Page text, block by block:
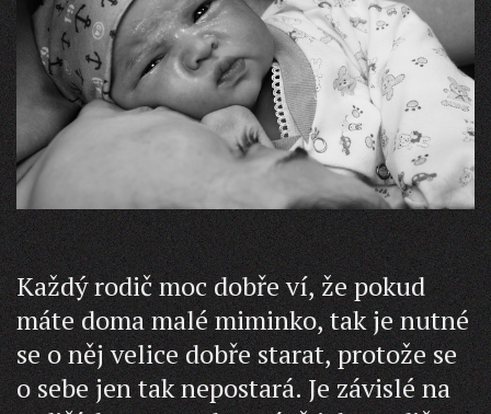
Každý rodič moc dobře ví, že pokud
máte doma malé miminko, tak je nutné
se o něj velice dobře starat, protože se
o sebe jen tak nepostará. Je závislé na